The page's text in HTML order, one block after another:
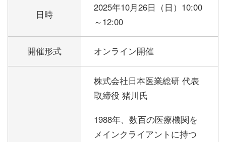
日時
2025年10月26日（日） 10:00
～12:00
開催形式 オンライン開催
株式会社日本医業総研 代表
取締役 猪川氏
1988年、数百の医療機関を
メインクライアントに持つ